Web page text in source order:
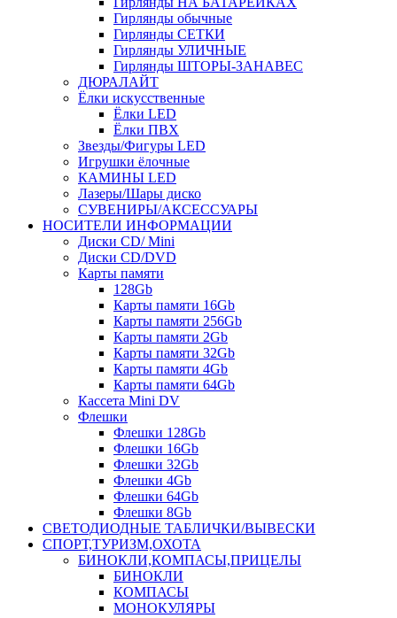
Гирлянды обычные
Гирлянды СЕТКИ
Гирлянды УЛИЧНЫЕ
Гирлянды ШТОРЫ-ЗАНАВЕС
ДЮРАЛАЙТ
Ёлки искусственные
Ёлки LED
Ёлки ПВХ
Звезды/Фигуры LED
Игрушки ёлочные
КАМИНЫ LED
Лазеры/Шары диско
СУВЕНИРЫ/АКСЕССУАРЫ
НОСИТЕЛИ ИНФОРМАЦИИ
Диски CD/ Mini
Диски CD/DVD
Карты памяти
128Gb
Карты памяти 16Gb
Карты памяти 256Gb
Карты памяти 2Gb
Карты памяти 32Gb
Карты памяти 4Gb
Карты памяти 64Gb
Кассета Mini DV
Флешки
Флешки 128Gb
Флешки 16Gb
Флешки 32Gb
Флешки 4Gb
Флешки 64Gb
Флешки 8Gb
СВЕТОДИОДНЫЕ ТАБЛИЧКИ/ВЫВЕСКИ
СПОРТ,ТУРИЗМ,ОХОТА
БИНОКЛИ,КОМПАСЫ,ПРИЦЕЛЫ
БИНОКЛИ
КОМПАСЫ
МОНОКУЛЯРЫ